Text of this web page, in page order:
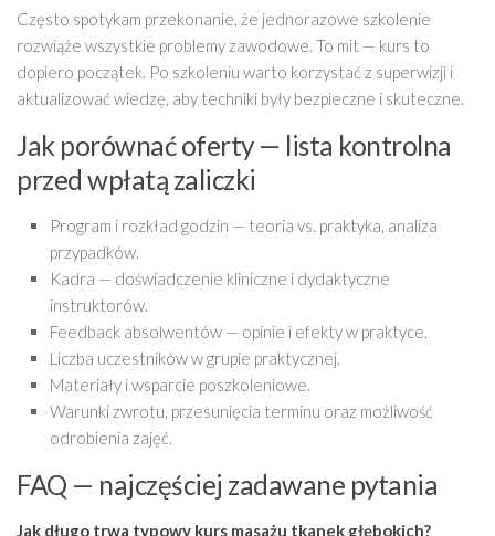
Często spotykam przekonanie, że jednorazowe szkolenie
rozwiąże wszystkie problemy zawodowe. To mit — kurs to
dopiero początek. Po szkoleniu warto korzystać z superwizji i
aktualizować wiedzę, aby techniki były bezpieczne i skuteczne.
Jak porównać oferty — lista kontrolna
przed wpłatą zaliczki
Program i rozkład godzin — teoria vs. praktyka, analiza
przypadków.
Kadra — doświadczenie kliniczne i dydaktyczne
instruktorów.
Feedback absolwentów — opinie i efekty w praktyce.
Liczba uczestników w grupie praktycznej.
Materiały i wsparcie poszkoleniowe.
Warunki zwrotu, przesunięcia terminu oraz możliwość
odrobienia zajęć.
FAQ — najczęściej zadawane pytania
Jak długo trwa typowy kurs masażu tkanek głębokich?